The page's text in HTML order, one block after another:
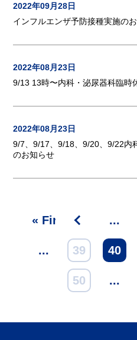
2022年09月28日
インフルエンザ予防接種実施の
2022年08月23日
9/13 13時〜内科・泌尿器科臨時
2022年08月23日
9/7、9/17、9/18、9/20、9/22内
のお知らせ
« First ...
... 39 40
50 ...